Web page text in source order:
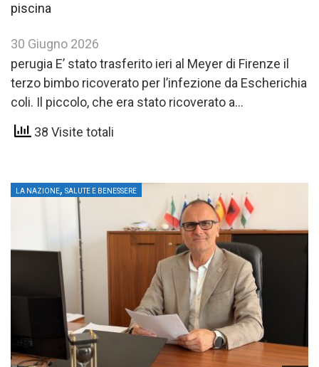
piscina
30 Giugno 2026
perugia E’ stato trasferito ieri al Meyer di Firenze il
terzo bimbo ricoverato per l’infezione da Escherichia
coli. Il piccolo, che era stato ricoverato a…
38 Visite totali
LA NAZIONE, SALUTE E BENESSERE